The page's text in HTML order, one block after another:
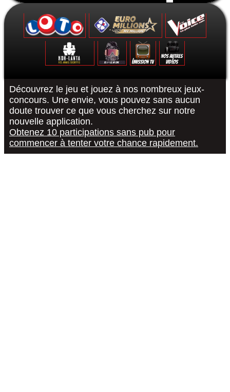
Formulaire de contact
Loto : le tirage du 27 août 2022
Euromillions : tirage du 6 septembre Euro
Koh-Lanta : Les Poteaux - La Finale - Koh-Lanta :
The Voice 10 - La Finale - 15/05/2021 The Voice
Le Grand Quiz - Permis De Conduire -
"R or B #RorB"
District Z : Épisode 3 - 25/12/2020 Les 12
Découvrez le jeu et jouez à nos nombreux jeux-
concours. Une envie, vous pouvez sans aucun
doute trouver ce que vous cherchez sur notre
nouvelle application.
Obtenez 10 participations sans pub pour
commencer à tenter votre chance rapidement.